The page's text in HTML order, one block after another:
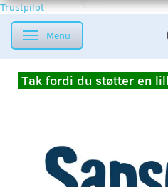
Trustpilot
Skifte navigation
Menu
Tak fordi du støtter en